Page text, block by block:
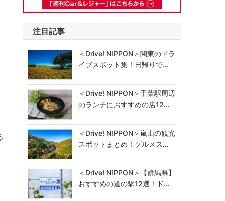
注目記事
＜Drive! NIPPON＞関東のドラ
イブスポット集！日帰りで…
＜Drive! NIPPON＞千葉駅周辺
のランチにおすすめの店12…
＜Drive! NIPPON＞嵐山の観光
スポットまとめ！グルメス…
＜Drive! NIPPON＞【群馬県】
おすすめの道の駅12選！ド…